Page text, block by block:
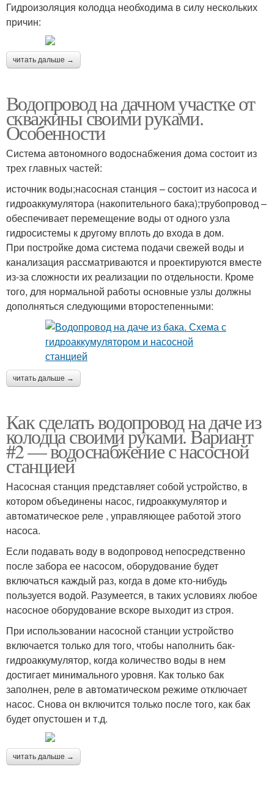
Гидроизоляция колодца необходима в силу нескольких
причин:
читать дальше →
Водопровод на дачном участке от
скважины своими руками.
Особенности
Система автономного водоснабжения дома состоит из
трех главных частей:
источник воды;насосная станция – состоит из насоса и
гидроаккумулятора (накопительного бака);трубопровод –
обеспечивает перемещение воды от одного узла
гидросистемы к другому вплоть до входа в дом.
При постройке дома система подачи свежей воды и
канализация рассматриваются и проектируются вместе
из-за сложности их реализации по отдельности. Кроме
того, для нормальной работы основные узлы должны
дополняться следующими второстепенными:
читать дальше →
Как сделать водопровод на даче из
колодца своими руками. Вариант
#2 — водоснабжение с насосной
станцией
Насосная станция представляет собой устройство, в
котором объединены насос, гидроаккумулятор и
автоматическое реле , управляющее работой этого
насоса.
Если подавать воду в водопровод непосредственно
после забора ее насосом, оборудование будет
включаться каждый раз, когда в доме кто-нибудь
пользуется водой. Разумеется, в таких условиях любое
насосное оборудование вскоре выходит из строя.
При использовании насосной станции устройство
включается только для того, чтобы наполнить бак-
гидроаккумулятор, когда количество воды в нем
достигает минимального уровня. Как только бак
заполнен, реле в автоматическом режиме отключает
насос. Снова он включится только после того, как бак
будет опустошен и т.д.
читать дальше →